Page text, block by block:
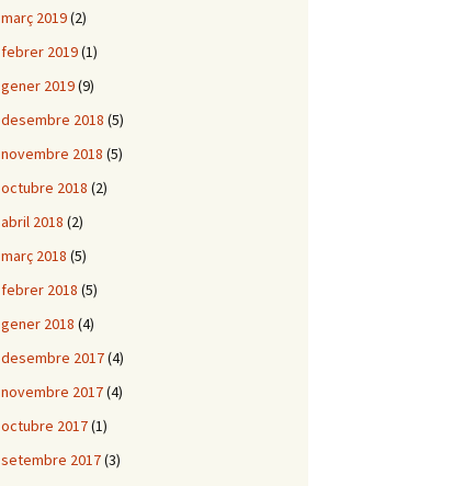
març 2019(2)
febrer 2019(1)
gener 2019(9)
desembre 2018 (5)
novembre 2018 (5)
octubre 2018 (2)
abril 2018 (2)
març 2018 (5)
febrer 2018 (5)
gener 2018 (4)
desembre 2017(4)
novembre 2017(4)
octubre 2017(1)
setembre 2017(3)